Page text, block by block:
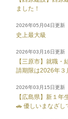
ました！
2026年05月04日更新
史上最大級
2026年03月16日更新
【三原市】就職
請期限は2026年３
2026年03月15日更新
【広島県】新１
🚗 優しいまなざし